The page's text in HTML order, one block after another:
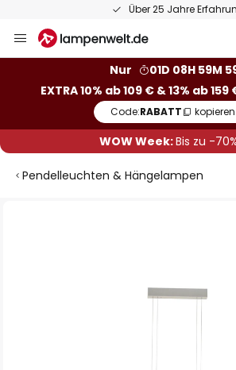
Inhalt
Nur
01D 08H 59M
EXTRA 10% ab 109 € & 13% ab 159
Code:RABATT kopieren
WOW Week:Bis zu -
Pendelleuchten & Hängelampen